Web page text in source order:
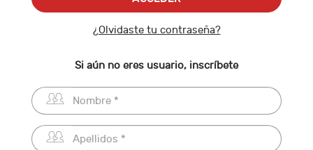
¿Olvidaste tu contraseña?
Si aún no eres usuario, inscríbete